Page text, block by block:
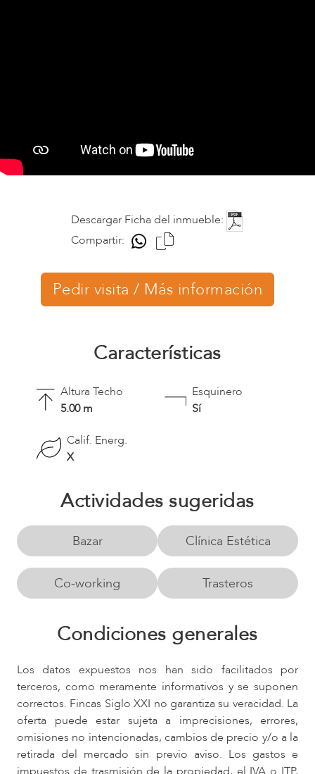
Descargar Ficha del inmueble:
Compartir:
Pedir visita / Más información
Características
Altura Techo
5.00 m
Esquinero
Sí
Calif. Energ.
X
Actividades sugeridas
Bazar Clínica Estética
Co-working Trasteros
Condiciones generales
Los datos expuestos nos han sido facilitados por
terceros, como meramente informativos y se suponen
correctos. Fincas Siglo XXI no garantiza su veracidad. La
oferta puede estar sujeta a imprecisiones, errores,
omisiones no intencionadas, cambios de precio y/o a la
retirada del mercado sin previo aviso. Los gastos e